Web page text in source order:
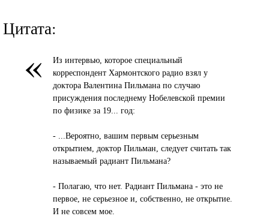
Цитата:
«
Из интервью, которое специальный
корреспондент Хармонтского радио взял у
доктора Валентина Пильмана по случаю
присуждения последнему Нобелевской премии
по физике за 19... год:
- ...Вероятно, вашим первым серьезным
открытием, доктор Пильман, следует считать так
называемый радиант Пильмана?
- Полагаю, что нет. Радиант Пильмана - это не
первое, не серьезное и, собственно, не открытие.
И не совсем мое.